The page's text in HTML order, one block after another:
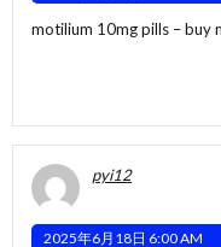
motilium 10mg pills –buy
pyi12
2025年6月18日 6:00 AM